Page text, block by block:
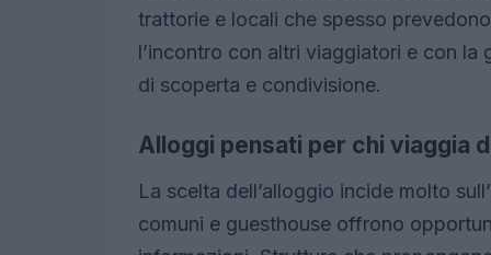
trattorie e locali che spesso
l’incontro con altri viaggiatori e con
di scoperta e condivisione.
Alloggi pensati per chi viaggia
La scelta dell’alloggio incide molto
comuni e guesthouse offrono